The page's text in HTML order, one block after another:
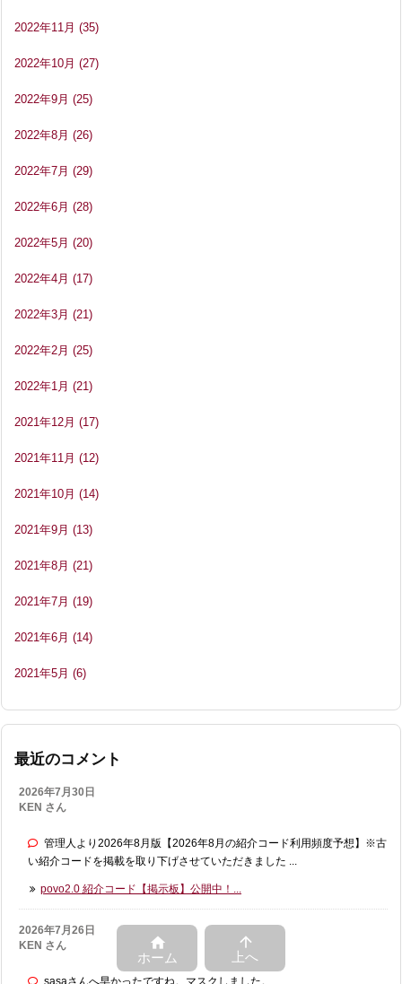
2022年11月 (35)
2022年10月 (27)
2022年9月 (25)
2022年8月 (26)
2022年7月 (29)
2022年6月 (28)
2022年5月 (20)
2022年4月 (17)
2022年3月 (21)
2022年2月 (25)
2022年1月 (21)
2021年12月 (17)
2021年11月 (12)
2021年10月 (14)
2021年9月 (13)
2021年8月 (21)
2021年7月 (19)
2021年6月 (14)
2021年5月 (6)
最近のコメント
2026年7月30日
KEN さん
管理人より2026年8月版【2026年8月の紹介コード利用頻度予想】※古
い紹介コードを掲載を取り下げさせていただきました ...
povo2.0 紹介コード【掲示板】公開中！...
2026年7月26日
KEN さん
sasaさんへ早かったですね。マスクしました。

ホーム

上へ